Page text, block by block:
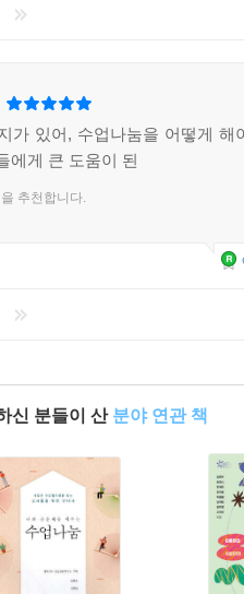
가 있어, 수업나눔을 어떻게 해
에게 큰 도움이 된
추천합니다.
신 분들이 산 분야 연관 책